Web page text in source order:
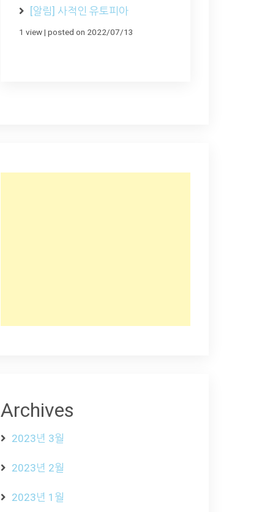
[알림] 사적인 유토피아
1 view| posted on 2022/07/13
Archives
2023년 3월
2023년 2월
2023년 1월